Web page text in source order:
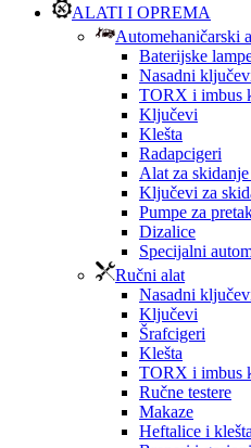
ALATI I OPREMA
Automehaničarski
Baterijske
Nasadni
TORX i imbus
Ključevi
Klešta
Radapcigeri
Alat za
Ključevi za
Pumpe za
Dizalice
Specijalni
Ručni alat
Nasadni
Ključevi
Šrafcigeri
Klešta
TORX i imbus
Ručne testere
Makaze
Heftalice i